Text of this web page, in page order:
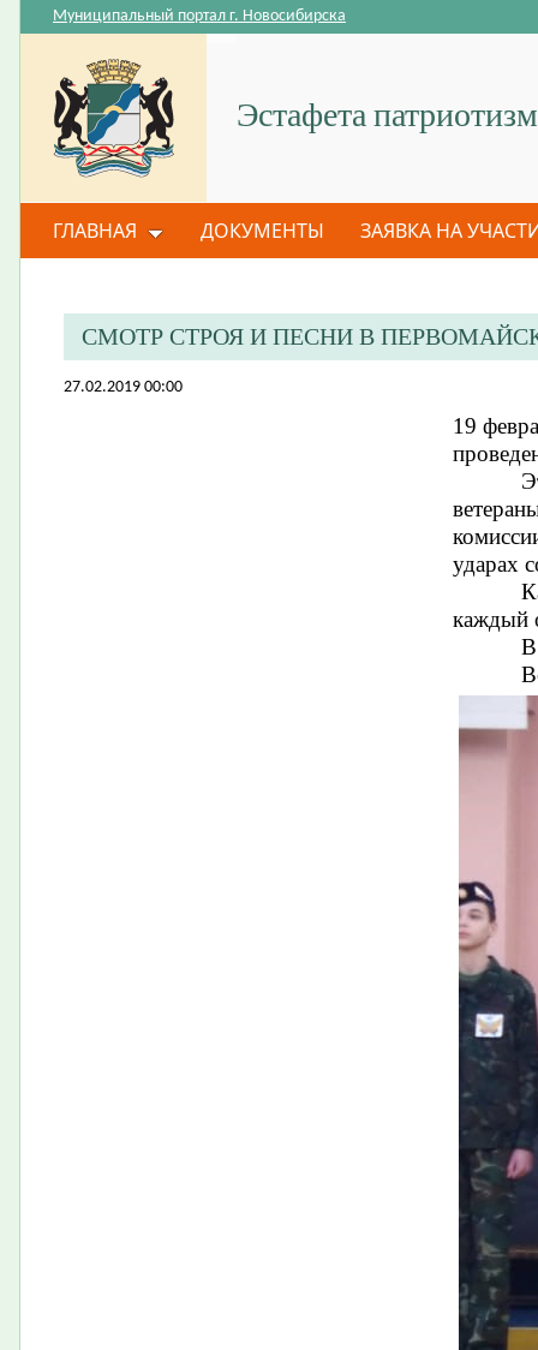
Эстафета
Муниципальный портал г. Новосибирска
ГЛАВНАЯ ДОКУМЕНТЫ ЗАЯВКА НА
СМОТР СТРОЯ И ПЕСНИ В
27.02.2019 00:00
19
ударах
каждый
В